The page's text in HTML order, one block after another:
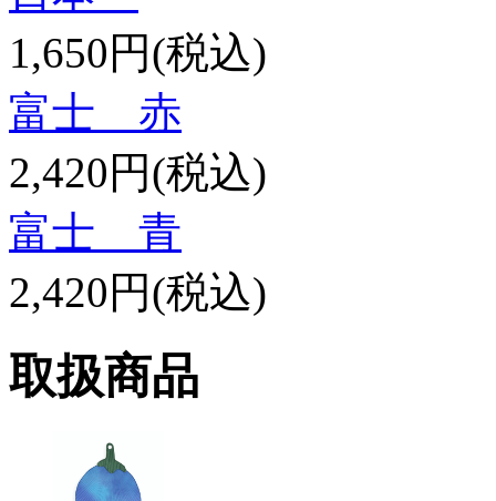
1,650円(税込)
富士 赤
2,420円(税込)
富士 青
2,420円(税込)
取扱商品